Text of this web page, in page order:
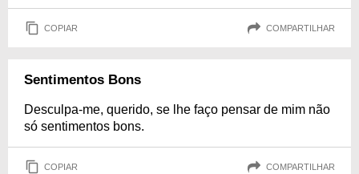
COPIAR COMPARTILHAR
Sentimentos Bons
Desculpa-me, querido, se lhe faço pensar de mim não
só sentimentos bons.
COPIAR COMPARTILHAR